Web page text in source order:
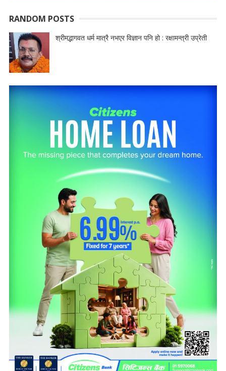
RANDOM POSTS
श्रीमद्भागवत धर्म मात्रै नभएर विज्ञान पनि हो : रक्षामन्त्री उप्रेती